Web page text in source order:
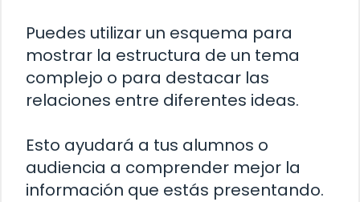
Puedes utilizar un esquema para
mostrar la estructura de un tema
complejo o para destacar las
relaciones entre diferentes ideas.
Esto ayudará a tus alumnos o
audiencia a comprender mejor la
información que estás presentando.